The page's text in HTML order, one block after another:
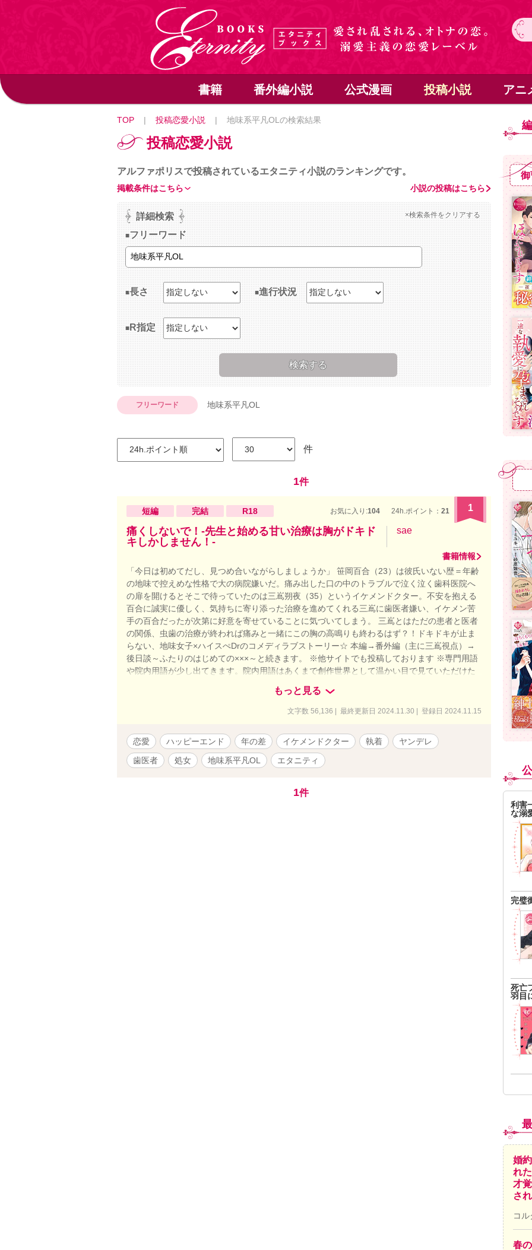
書籍 番外編小説 公式漫画 投稿小説 アニ
TOP | 投稿恋愛小説 | 地味系平凡OLの検索結果
投稿恋愛小説
アルファポリスで投稿されているエタニティ小説のランキングです。
小説の投稿はこちら
掲載条件はこちら
詳細検索 ×検索条件をクリアする
フリーワード
長さ 進行状況
R指定
フリーワード 地味系平凡OL
件
1件
短編 完結 R18 お気に入り:104 24h.ポイント： 21 1
痛くしないで！‐先生と始める甘い治療は胸がドキド
キしかしません！‐
sae
書籍情報
「今日は初めてだし、見つめ合いながらしましょうか」 笹岡百合（23）は彼氏いない歴＝年齢
の地味で控えめな性格で大の病院嫌いだ。痛み出した口の中のトラブルで泣く泣く歯科医院へ
の扉を開けるとそこで待っていたのは三嶌朔夜（35）というイケメンドクター。不安を抱える
百合に誠実に優しく、気持ちに寄り添った治療を進めてくれる三嶌に歯医者嫌い、イケメン苦
手の百合だったが次第に好意を寄せていることに気づいてしまう。 三嶌とはただの患者と医者
の関係、虫歯の治療が終われば痛みと一緒にこの胸の高鳴りも終わるはず？！ドキドキが止ま
らない、地味女子×ハイスぺDrのコメディラブストーリー☆ 本編→番外編（主に三嶌視点）→
後日談～ふたりのはじめての×××～と続きます。 ※他サイトでも投稿しております ※専門用語
や院内用語が少し出てきます。院内用語はあくまで創作世界として温かい目で見ていただけた
ら嬉しいです ※歯科医院への見解は作品内の主人公の主観です、治療行為や歯科医院を否定し
もっと見る
文字数 56,136 | 最終更新日 2024.11.30 | 登録日 2024.11.15
恋愛 ハッピーエンド 年の差 イケメンドクター 執着
ヤンデレ
歯医者
処女 地味系平凡OL エタニティ
1件
利害
な溺
完璧
死亡
羽目
婚
れ
才
さ
コル
春